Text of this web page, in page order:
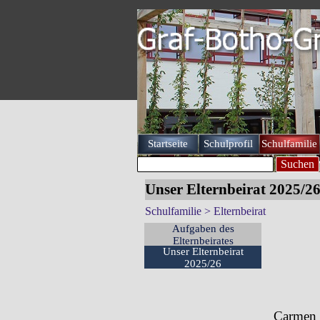
Startseite Schulprofil ▼
Schulfamilie
Suchen
Unser Elternbeirat 2025/26
Schulfamilie > Elternbeirat
Menü überspringen
Aufgaben des
Elternbeirates
Unser Elternbeirat
2025/26